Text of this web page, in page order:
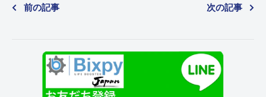
前の記事 次の記事